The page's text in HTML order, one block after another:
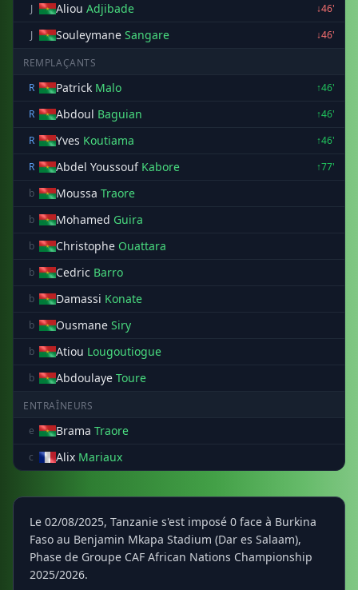
J
Aliou Adjibade
↓46'
J
Souleymane Sangare ↓46'
REMPLAÇANTS
R
Patrick Malo
↑46'
R
Abdoul Baguian
↑46'
R
Yves Koutiama
↑46'
R
Abdel Youssouf Kabore
↑77'
b
Moussa Traore
b Mohamed Guira
b Christophe Ouattara
b Cedric Barro
b Damassi Konate
b Ousmane Siry
b Atiou Lougoutiogue
b Abdoulaye Toure
ENTRAÎNEURS
e
Brama Traore
c Alix Mariaux
Le 02/08/2025, Tanzanie s'est imposé 0 face à Burkina
Faso au Benjamin Mkapa Stadium (Dar es Salaam),
Phase de Groupe CAF African Nations Championship
2025/2026.